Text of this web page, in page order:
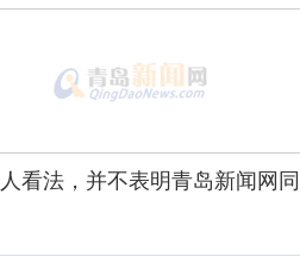
看法，并不表明青岛新闻网